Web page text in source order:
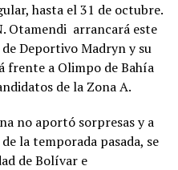
hasta el 31 de octubre.
Otamendi arrancará este
Deportivo Madryn y su
frente a Olimpo de Bahía
de la Zona A.
no aportó sorpresas y a
la temporada pasada, se
de Bolívar e